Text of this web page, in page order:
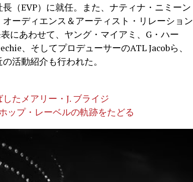
（EVP）に就任。また、ナティナ・ニミーン
ーディエンス＆アーティスト・リレーション
にあわせて、ヤング・マイアミ、G・ハー
、そしてプロデューサーのATL Jacobら、
活動紹介も行われた。
たメアリー・J. ブライジ
ップ・レーベルの軌跡をたどる